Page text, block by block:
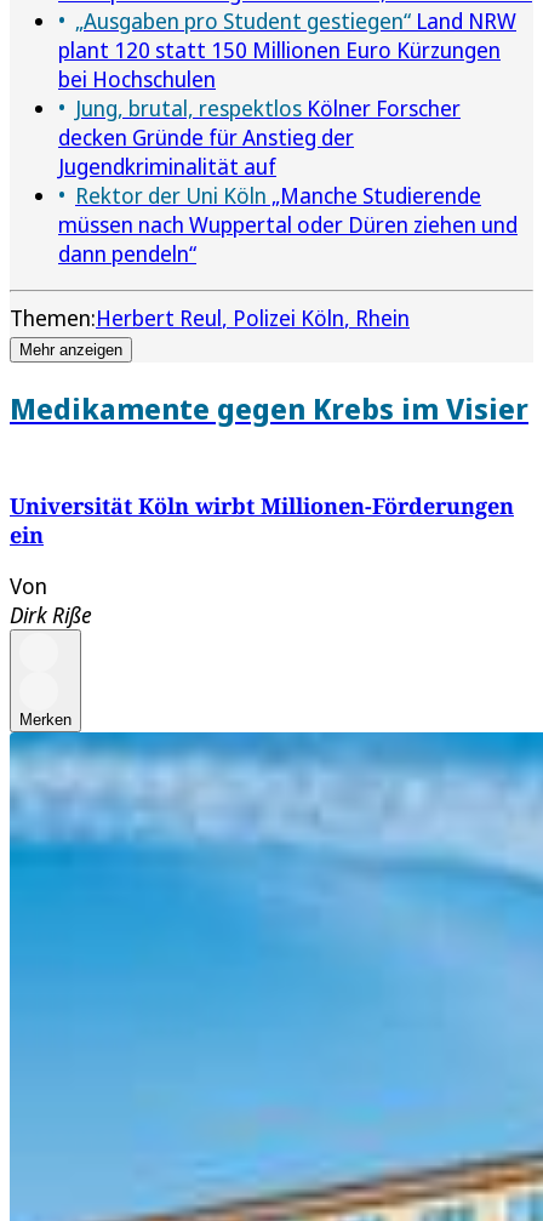
„Ausgaben pro Student gestiegen“ Land NRW
plant 120 statt 150 Millionen Euro Kürzungen
bei Hochschulen
Jung, brutal, respektlos Kölner Forscher
decken Gründe für Anstieg der
Jugendkriminalität auf
Rektor der Uni Köln „Manche Studierende
müssen nach Wuppertal oder Düren ziehen und
dann pendeln“
Themen:Herbert Reul Polizei Köln Rhein
Mehr anzeigen
Medikamente gegen Krebs im Visier
Universität Köln wirbt Millionen-Förderungen
ein
Von
Dirk Riße
Merken